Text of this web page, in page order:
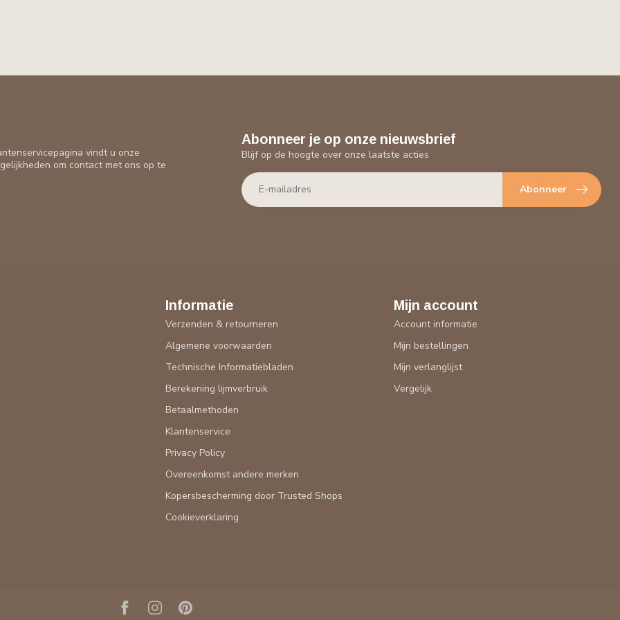
vindt u onze
om contact met ons op te
Abonneer je op onze nieuwsbrief
Blijf op de hoogte over onze laatste acties
Abonneer
Informatie
Verzenden & retourneren
Algemene voorwaarden
Technische Informatiebladen
Berekening lijmverbruik
Betaalmethoden
Klantenservice
Privacy Policy
Overeenkomst andere merken
Kopersbescherming door Trusted Shops
Cookieverklaring
Mijn account
Account informatie
Mijn bestellingen
Mijn verlanglijst
Vergelijk